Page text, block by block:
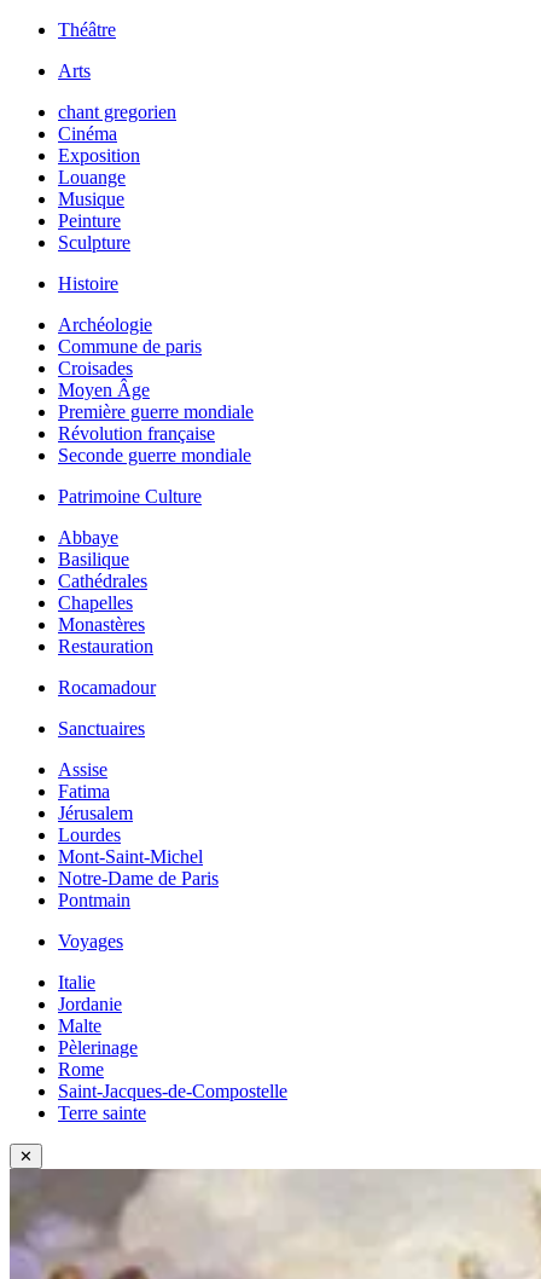
Théâtre
Arts
chant gregorien
Cinéma
Exposition
Louange
Musique
Peinture
Sculpture
Histoire
Archéologie
Commune de paris
Croisades
Moyen Âge
Première guerre mondiale
Révolution française
Seconde guerre mondiale
Patrimoine Culture
Abbaye
Basilique
Cathédrales
Chapelles
Monastères
Restauration
Rocamadour
Sanctuaires
Assise
Fatima
Jérusalem
Lourdes
Mont-Saint-Michel
Notre-Dame de Paris
Pontmain
Voyages
Italie
Jordanie
Malte
Pèlerinage
Rome
Saint-Jacques-de-Compostelle
Terre sainte
✕